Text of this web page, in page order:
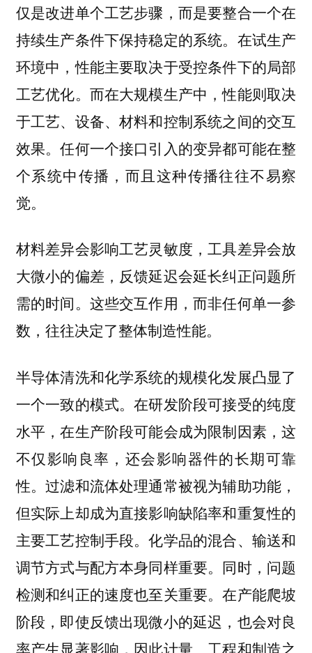
仅是改进单个工艺步骤，而是要整合一个在
持续生产条件下保持稳定的系统。在试生产
环境中，性能主要取决于受控条件下的局部
工艺优化。而在大规模生产中，性能则取决
于工艺、设备、材料和控制系统之间的交互
效果。任何一个接口引入的变异都可能在整
个系统中传播，而且这种传播往往不易察
觉。
材料差异会影响工艺灵敏度，工具差异会放
大微小的偏差，反馈延迟会延长纠正问题所
需的时间。这些交互作用，而非任何单一参
数，往往决定了整体制造性能。
半导体清洗和化学系统的规模化发展凸显了
一个一致的模式。在研发阶段可接受的纯度
水平，在生产阶段可能会成为限制因素，这
不仅影响良率，还会影响器件的长期可靠
性。过滤和流体处理通常被视为辅助功能，
但实际上却成为直接影响缺陷率和重复性的
主要工艺控制手段。化学品的混合、输送和
调节方式与配方本身同样重要。同时，问题
检测和纠正的速度也至关重要。在产能爬坡
阶段，即使反馈出现微小的延迟，也会对良
率产生显著影响，因此计量、工程和制造之